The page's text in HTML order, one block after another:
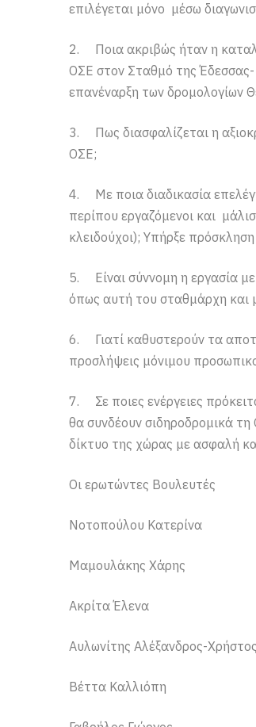
επιλέγεται μόνο μέσω
2. Ποια ακριβώς ήταν η
ΟΣΕ στον Σταθμό της
επανέναρξη των δρομολογίων
3. Πως διασφαλίζεται η
ΟΣΕ;
4. Με ποια διαδικασία
περίπου εργαζόμενοι και
κλειδούχοι); Υπήρξε
5. Είναι σύννομη η εργασία
όπως αυτή του σταθμάρχη και
6. Γιατί καθυστερούν τα
προσλήψεις μόνιμου
7. Σε ποιες ενέργειες
θα συνδέουν σιδηροδρομικά
δίκτυο της χώρας με ασφαλή
Οι ερωτώντες Βουλευτές
Νοτοπούλου Κατερίνα
Μαμουλάκης Χάρης
Ακρίτα Έλενα
Αυλωνίτης Αλέξανδρος-Χρήστος
Βέττα Καλλιόπη